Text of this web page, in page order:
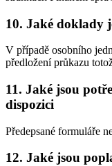
10. Jaké doklady
V případě osobního
předložení průkazu
11. Jaké jsou
dispozici
Předepsané formuláře
12. Jaké jsou